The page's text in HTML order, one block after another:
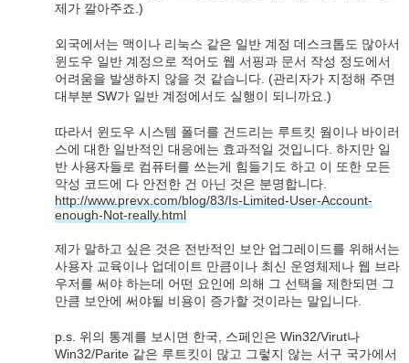
제가 깔아주죠.)
외국에서는 맥이나 리눅스 같은 일반 계정 데스크톱도 많아서
윈도우 일반 계정으로 적어도 웹 서핑과 문서 작성 정도에서
어려움을 발생하지 않을 것 같습니다. (관리자가 지정해 주면
대부분 SW가 일반 계정에서도 실행이 되니까요.)
따라서 윈도우 시스템 폴더를 건드리는 루트킷 웜이나 바이러
스에 대한 일반적인 대응에는 효과적일 것입니다. 하지만 일
반 사용자들로 컴퓨터를 쓰는게 힘들기도 하고 이 또한 모든
악성 코드에 다 안전한 건 아닌 것은 분명합니다.
http://www.prevx.com/blog/83/Is-Limited-User-Account-
enough-Not-really.html
제가 말하고 싶은 것은 전반적인 보안 업그레이드를 위해서는
사용자 교육이나 업데이트 만큼이나 최신 운영체제나 웹 브라
우저를 써야 하는데 어떤 요인에 의해 그 선택을 제한되면 그
만큼 보안에 써야될 비용이 증가할 것이라는 말입니다.
p.s. 위의 통계를 보시면 한국, 스페인은 Win32/Virut나
Win32/Parite 같은 루트킷이 많고 그렇지 않는 서구 국가에서